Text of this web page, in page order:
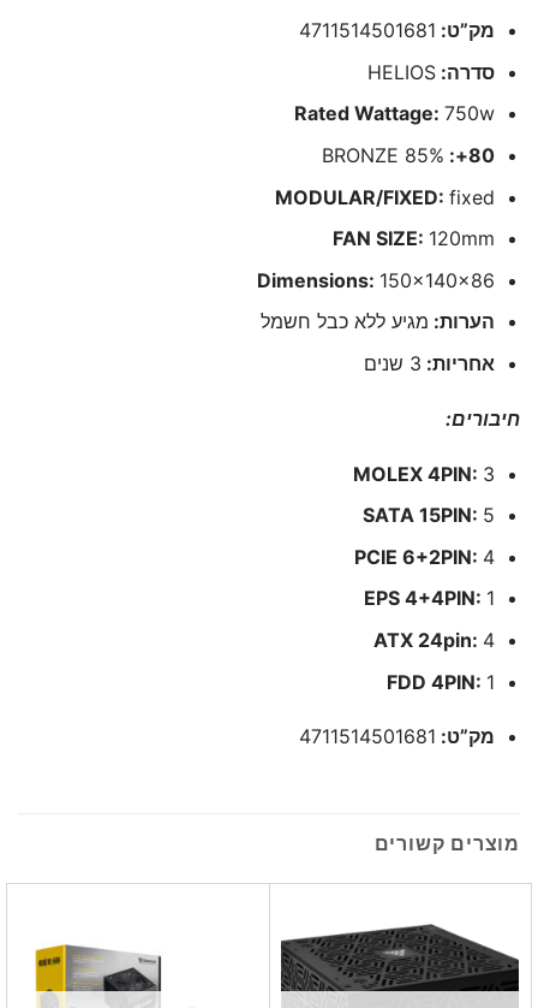
מק”ט: 4711514501681
סדרה: HELIOS
Rated Wattage:750w
80+:
BRONZE 85%
MODULAR/FIXED:fixed
FAN SIZE: 120mm
Dimensions: 150x140x86
הערות: מגיע ללא כבל חשמל
אחריות: 3 שנים
חיבורים:
MOLEX 4PIN: 3
SATA 15PIN: 5
PCIE 6+2PIN: 4
EPS 4+4PIN: 1
ATX 24pin: 4
FDD 4PIN: 1
מק”ט: 4711514501681
מוצרים קשורים